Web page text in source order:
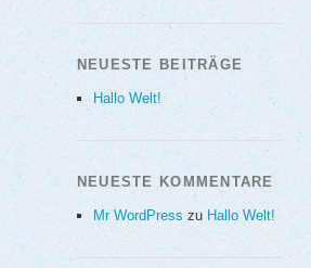
NEUESTE BEITRÄGE
Hallo Welt!
NEUESTE KOMMENTARE
Mr WordPress zu Hallo Welt!